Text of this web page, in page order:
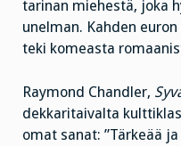
tarinan miehestä, joka
unelman. Kahden
teki komeasta
Raymond Chandler,
dekkaritaivalta
omat sanat: ”Tärkeää